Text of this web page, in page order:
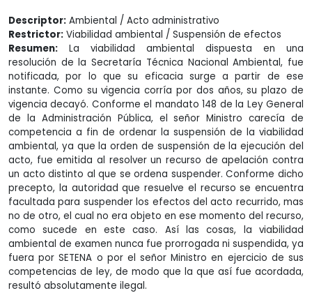
Descriptor: Ambiental / Acto administrativo
Restrictor: Viabilidad ambiental / Suspensión de efectos
Resumen: La viabilidad ambiental dispuesta en una
resolución de la Secretaría Técnica Nacional Ambiental, fue
notificada, por lo que su eficacia surge a partir de ese
instante. Como su vigencia corría por dos años, su plazo de
vigencia decayó. Conforme el mandato 148 de la Ley General
de la Administración Pública, el señor Ministro carecía de
competencia a fin de ordenar la suspensión de la viabilidad
ambiental, ya que la orden de suspensión de la ejecución del
acto, fue emitida al resolver un recurso de apelación contra
un acto distinto al que se ordena suspender. Conforme dicho
precepto, la autoridad que resuelve el recurso se encuentra
facultada para suspender los efectos del acto recurrido, mas
no de otro, el cual no era objeto en ese momento del recurso,
como sucede en este caso. Así las cosas, la viabilidad
ambiental de examen nunca fue prorrogada ni suspendida, ya
fuera por SETENA o por el señor Ministro en ejercicio de sus
competencias de ley, de modo que la que así fue acordada,
resultó absolutamente ilegal.